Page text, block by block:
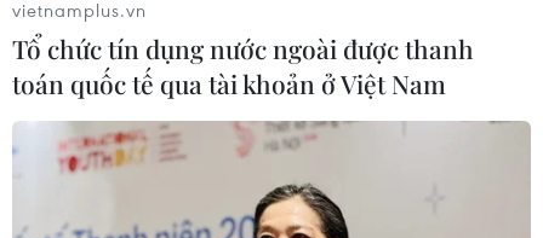
tìm điểm cân bằng dưới mốc 1.700
điểm
25/07/2026 09:48
Căng thẳng Trung Đông khiến
chứng khoán châu Á đồng loạt giảm
điểm
vietnamplus.vn
Tổ chức tín dụng nước ngoài được thanh
toán quốc tế qua tài khoản ở Việt Nam